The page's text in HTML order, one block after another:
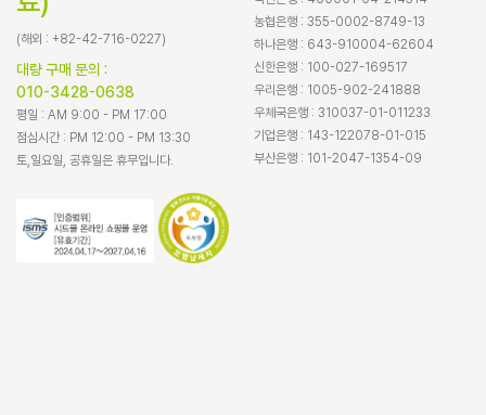
(해외 : +82-42-716-0227)
대량 구매 문의 :
010-3428-0638
평일 : AM 9:00 - PM 17:00
점심시간 : PM 12:00 - PM 13:30
토,일요일, 공휴일은 휴무입니다.
농협은행 : 355-0002-8749-13
하나은행 : 643-910004-62604
신한은행 : 100-027-169517
우리은행 : 1005-902-241888
우체국은행 : 310037-01-011233
기업은행 : 143-122078-01-015
부산은행 : 101-2047-1354-09